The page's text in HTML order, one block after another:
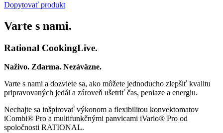
Dopytovať produkt
Varte s nami.
Rational CookingLive​.
Naživo. Zdarma. Nezáväzne.
Varte s nami a dozviete sa, ako môžete jednoducho zlepšiť kvalitu
pripravovaných jedál a zároveň ušetriť čas, peniaze a energiu.
Nechajte sa inšpirovať výkonom a flexibilitou konvektomatov
iCombi® Pro a multifunkčnými panvicami iVario® Pro od
spoločnosti RATIONAL.